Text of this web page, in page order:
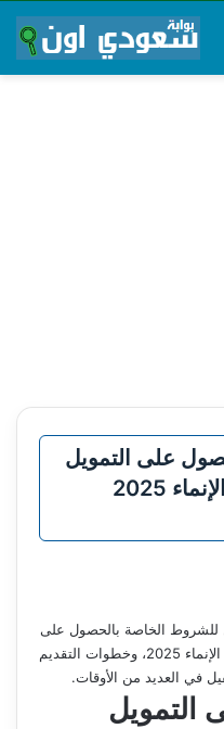
على التمويل
الشخصي والعقاري من الإنماء 2025
للشروط الخاصة بالحصول على
التمويل الشخصي والعقاري من مصرف الإنماء 2025، وخطوات التقديم
في العديد من الأوقات.